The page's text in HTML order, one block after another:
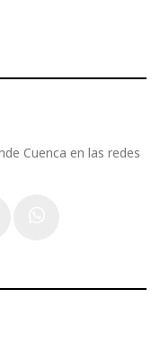
Cuenca en las redes